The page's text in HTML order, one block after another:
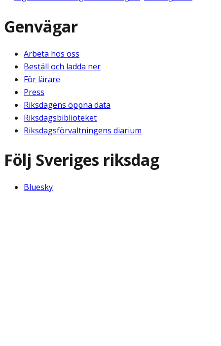
Genvägar
Arbeta hos oss
Beställ och ladda ner
För lärare
Press
Riksdagens öppna data
Riksdagsbiblioteket
Riksdagsförvaltningens diarium
Följ Sveriges riksdag
Bluesky